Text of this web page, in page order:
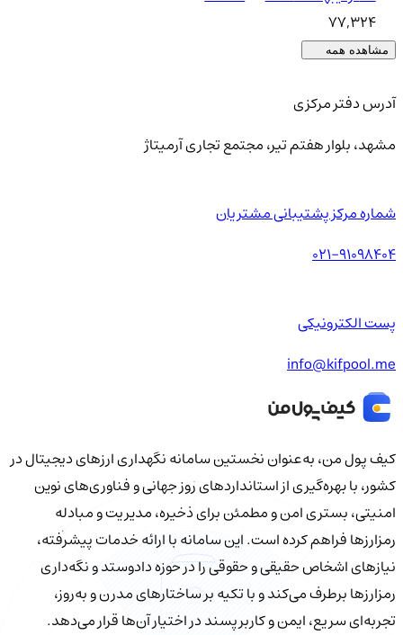
77,324
مشاهده همه
آدرس دفتر مرکزی
مشهد، بلوار هفتم تیر، مجتمع تجاری آرمیتاژ
شماره مرکز پشتیبانی مشتریان
021-91098404
پست الکترونیکی
info@kifpool.me
کیف‌ پول من، به‌عنوان نخستین سامانه نگهداری ارزهای دیجیتال در
کشور، با بهره‌گیری از استانداردهای روز جهانی و فناوری‌های نوین
امنیتی، بستری امن و مطمئن برای ذخیره، مدیریت و مبادله
رمزارزها فراهم کرده است. این سامانه با ارائه خدمات پیشرفته،
نیازهای اشخاص حقیقی و حقوقی را در حوزه دادوستد و نگه‌داری
رمزارزها برطرف می‌کند و با تکیه بر ساختارهای مدرن و به‌روز،
تجربه‌ای سریع، ایمن و کاربرپسند در اختیار آن‌ها قرار می‌دهد.